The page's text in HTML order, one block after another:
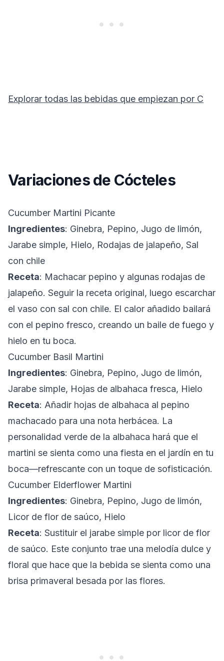
Explorar todas las bebidas que empiezan por C
Variaciones de Cócteles
Cucumber Martini Picante
Ingredientes: Ginebra, Pepino, Jugo de limón,
Jarabe simple, Hielo, Rodajas de jalapeño, Sal
con chile
Receta: Machacar pepino y algunas rodajas de
jalapeño. Seguir la receta original, luego escarchar
el vaso con sal con chile. El calor añadido bailará
con el pepino fresco, creando un baile de fuego y
hielo en tu boca.
Cucumber Basil Martini
Ingredientes: Ginebra, Pepino, Jugo de limón,
Jarabe simple, Hojas de albahaca fresca, Hielo
Receta: Añadir hojas de albahaca al pepino
machacado para una nota herbácea. La
personalidad verde de la albahaca hará que el
martini se sienta como una fiesta en el jardín en tu
boca—refrescante con un toque de sofisticación.
Cucumber Elderflower Martini
Ingredientes: Ginebra, Pepino, Jugo de limón,
Licor de flor de saúco, Hielo
Receta: Sustituir el jarabe simple por licor de flor
de saúco. Este conjunto trae una melodía dulce y
floral que hace que la bebida se sienta como una
brisa primaveral besada por las flores.